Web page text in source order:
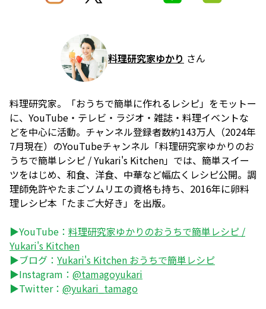
料理研究家ゆかり さん
料理研究家。「おうちで簡単に作れるレシピ」をモットー
に、YouTube・テレビ・ラジオ・雑誌・料理イベントな
どを中心に活動。チャンネル登録者数約143万人（2024年
7月現在）のYouTubeチャンネル「料理研究家ゆかりのお
うちで簡単レシピ / Yukari's Kitchen」では、簡単スイー
ツをはじめ、和食、洋食、中華など幅広くレシピ公開。調
理師免許やたまごソムリエの資格も持ち、2016年に卵料
理レシピ本「たまご大好き」を出版。
▶YouTube： 料理研究家ゆかりのおうちで簡単レシピ /
Yukari's Kitchen
▶ブログ： Yukari's Kitchen おうちで簡単レシピ
▶Instagram： @tamagoyukari
▶Twitter： @yukari_tamago